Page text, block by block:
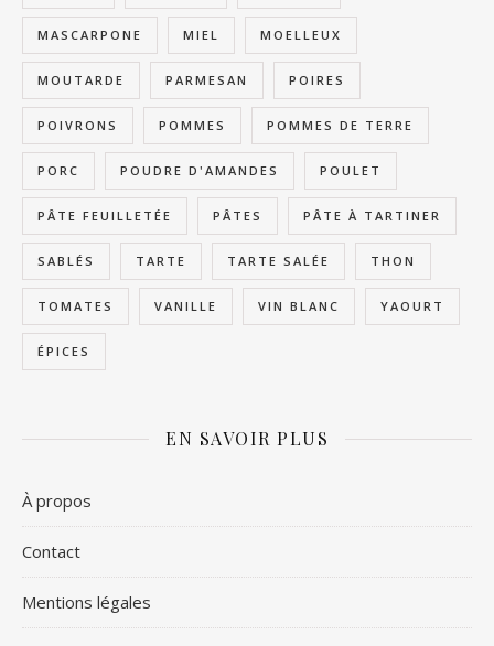
MASCARPONE MIEL MOELLEUX
MOUTARDE PARMESAN POIRES
POIVRONS POMMES POMMES DE TERRE
PORC POUDRE D'AMANDES POULET
PÂTE FEUILLETÉE PÂTES PÂTE À TARTINER
SABLÉS TARTE TARTE SALÉE THON
TOMATES VANILLE VIN BLANC YAOURT
ÉPICES
EN SAVOIR PLUS
À propos
Contact
Mentions légales